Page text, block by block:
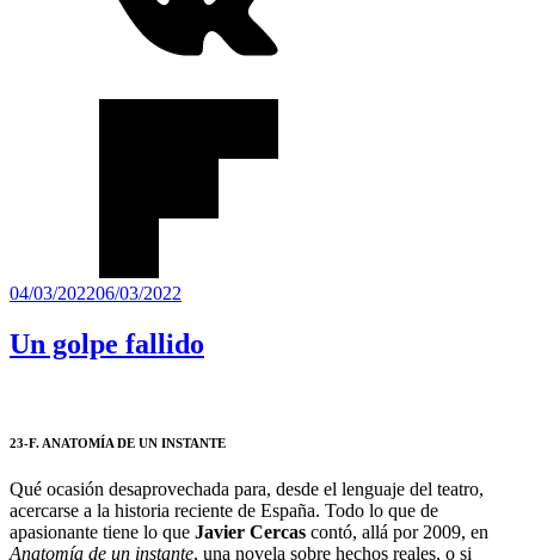
Publicado
04/03/202206/03/2022
Un golpe fallido
23-F. ANATOMÍA DE UN INSTANTE
Qué ocasión desaprovechada para, desde el lenguaje del teatro,
acercarse a la historia reciente de España. Todo lo que de
apasionante tiene lo que Javier Cercas contó, allá por 2009, en
Anatomía de un instante, una novela sobre hechos reales, o si